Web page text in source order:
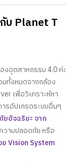
บ Planet T
งอุตสาหกรรม 4.0 ค่ะ
ทั้งหมดจากกล้อง
เพื่อวิเคราะห์หา
รอัปเกรดระบบอื่นๆ
อัจฉริยะ จาก
วามปลอดภัย หรือ
Vision System